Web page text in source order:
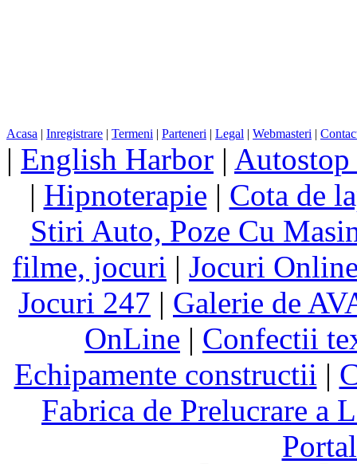
Acasa | Inregistrare | Termeni | Parteneri | Legal | Webmasteri |
| English Harbor |
| Hipnoterapie | Cota de
Stiri Auto, Poze Cu
filme, jocuri | Jocuri
Jocuri 247 | Galerie de
OnLine | Confectii
Echipamente constructii |
Fabrica de Prelucrare a